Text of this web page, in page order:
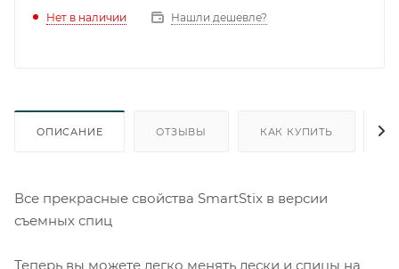
Нет в наличии Нашли дешевле?
ОПИСАНИЕ ОТЗЫВЫ КАК КУПИТЬ
Все прекрасные свойства SmartStix в версии
съемных спиц
Теперь вы можете легко менять лески и спицы на